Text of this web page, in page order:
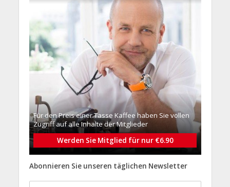
Für den Preis einer Tasse Kaffee haben Sie vollen
Zugriff auf alle Inhalte der Mitglieder
Werden Sie Mitglied für nur €6.90
Abonnieren Sie unseren täglichen Newsletter